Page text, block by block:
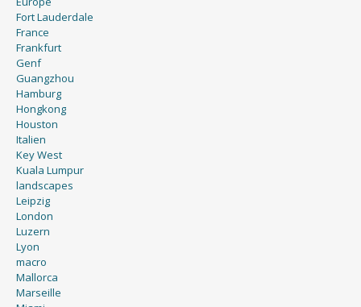
Fort Lauderdale
France
Frankfurt
Genf
Guangzhou
Hamburg
Hongkong
Houston
Italien
Key West
Kuala Lumpur
landscapes
Leipzig
London
Luzern
Lyon
macro
Mallorca
Marseille